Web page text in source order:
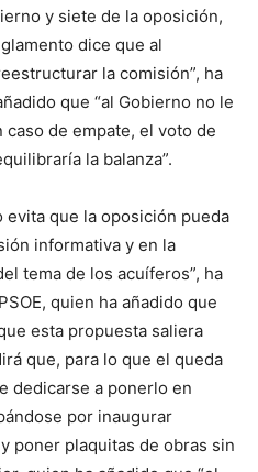
y siete de la oposición,
dice que al
la comisión”, ha
que “al Gobierno no le
de empate, el voto de
la balanza”.
evita que la oposición pueda
informativa y en la
tema de los acuíferos”, ha
quien ha añadido que
esta propuesta saliera
que, para lo que el queda
dedicarse a ponerlo en
por inaugurar
poner plaquitas de obras sin